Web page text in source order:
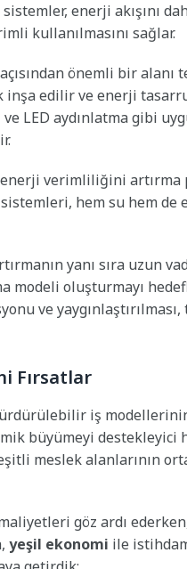
enerji akışını
kullanılmasını sağlar.
önemli bir alanı
edilir ve enerji
LED aydınlatma gibi
verimliliğini artırma
hem su hem
yanı sıra uzun
oluşturmayı
ve
Fırsatlar
iş
büyümeyi destekleyici
meslek alanlarının
göz ardı
yeşil ekonomi ile